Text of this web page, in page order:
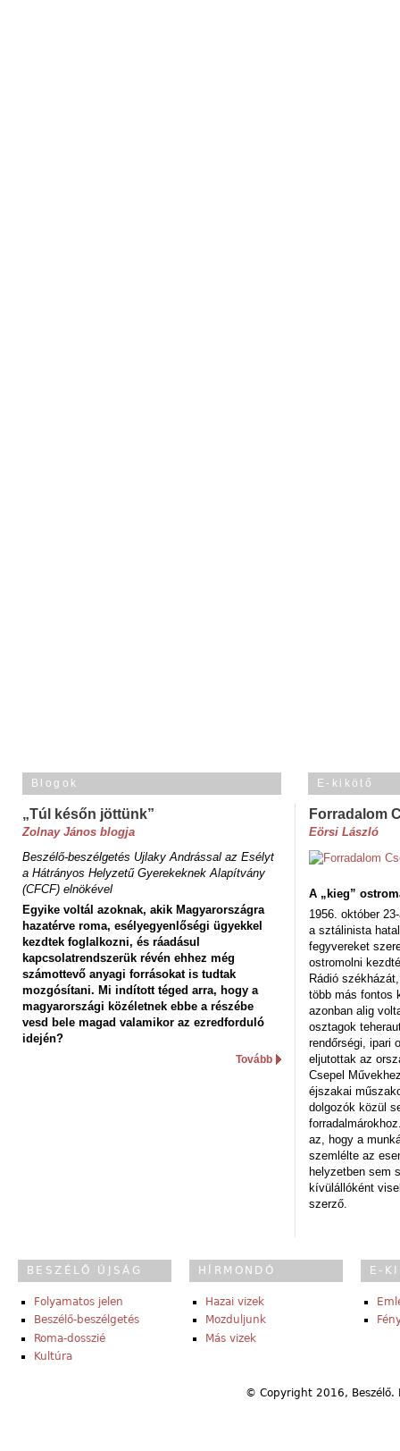
Blogok
„Túl későn jöttünk”
Zolnay János blogja
Beszélő-beszélgetés Ujlaky Andrással az Esélyt
a Hátrányos Helyzetű Gyerekeknek Alapítvány
(CFCF) elnökével
Egyike voltál azoknak, akik Magyarországra
hazatérve roma, esélyegyenlőségi ügyekkel
kezdtek foglalkozni, és ráadásul
kapcsolatrendszerük révén ehhez még
számottevő anyagi forrásokat is tudtak
mozgósítani. Mi indított téged arra, hogy a
magyarországi közéletnek ebbe a részébe
vesd bele magad valamikor az ezredforduló
idején?
Tovább
E-kikötő
Forradalom
Eörsi László
A „kieg”
1956. október
a sztálinista
fegyvereket
ostromolni
Rádió
több más fontos
azonban alig
osztagok
rendőrségi, ipari
eljutottak az
Csepel
éjszakai
dolgozók közül
az, hogy a
szemlélte az
helyzetben sem
kívülállóként
szerző.
BESZÉLŐ ÚJSÁG
Folyamatos jelen
Beszélő-beszélgetés
Roma-dosszié
Kultúra
HÍRMONDÓ
Hazai vizek
Mozduljunk
Más vizek
E-
© Copyright 2016,